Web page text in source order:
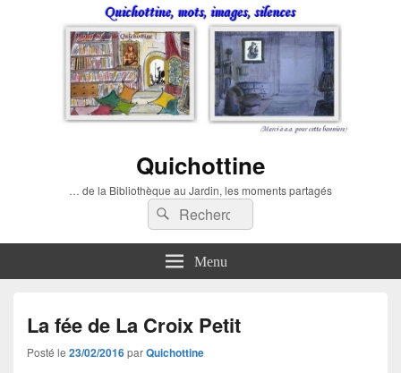
Quichottine
… de la Bibliothèque au Jardin, les moments partagés
Recherche :
Rechercher
Menu
La fée de La Croix Petit
Posté le 23/02/2016parQuichottine